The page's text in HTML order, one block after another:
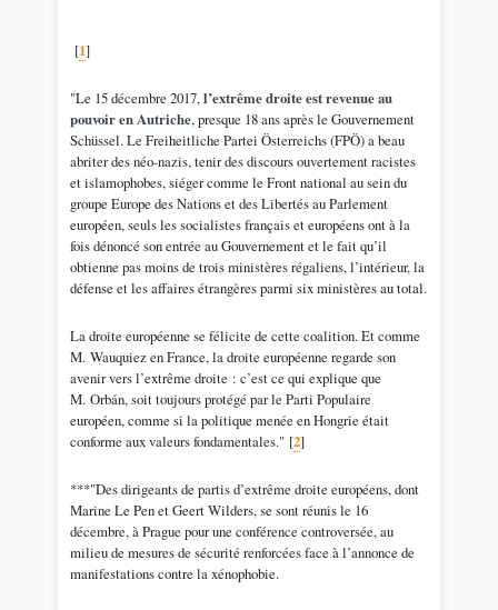
[1]
"Le 15 décembre 2017,l’extrême droite est revenue au
pouvoir en Autriche, presque 18 ans après le Gouvernement
Schüssel. Le Freiheitliche Partei Österreichs (FPÖ) a beau
abriter des néo-nazis, tenir des discours ouvertement racistes
et islamophobes, siéger comme le Front national au sein du
groupe Europe des Nations et des Libertés au Parlement
européen, seuls les socialistes français et européens ont à la
fois dénoncé son entrée au Gouvernement et le fait qu’il
obtienne pas moins de trois ministères régaliens, l’intérieur, la
défense et les affaires étrangères parmi six ministères au total.
La droite européenne se félicite de cette coalition. Et comme
M. Wauquiez en France, la droite européenne regarde son
avenir vers l’extrême droite : c’est ce qui explique que
M. Orbán, soit toujours protégé par le Parti Populaire
européen, comme si la politique menée en Hongrie était
conforme aux valeurs fondamentales."[2]
***"Des dirigeants de partis d’extrême droite européens, dont
Marine Le Pen et Geert Wilders, se sont réunis le 16
décembre, à Prague pour une conférence controversée, au
milieu de mesures de sécurité renforcées face à l’annonce de
manifestations contre la xénophobie.